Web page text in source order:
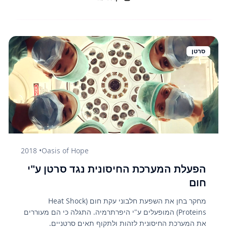
סרטן
Oasis of Hope
•
2018
הפעלת המערכת החיסונית נגד סרטן ע"י
חום
מחקר בחן את השפעת חלבוני עקת חום (Heat Shock
Proteins) המופעלים ע"י היפרתרמיה. התגלה כי הם מעוררים
את המערכת החיסונית לזהות ולתקוף תאים סרטניים.